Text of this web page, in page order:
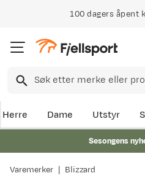
100 dagers åpent
Herre Dame Utstyr
Sesongens
Varemerker Blizzard